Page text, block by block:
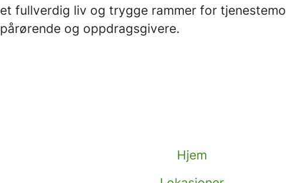
et fullverdig liv og trygge rammer for
pårørende og oppdragsgivere.
Hjem